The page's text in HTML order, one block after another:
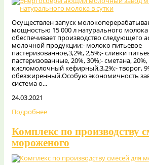
Осуществлен запуск
мощностью 15 000 л натурального молока
обеспечивает производство следующего
молочной продукции:- молоко питьевое
пастеризованное,3,2%, 2,5%;- сливки
пастеризованные, 20%, 30%;- сметана,
кисломолочный кефирный,3,2%;- творог,
обезжиренный.Особую экономичность
система о...
24.03.2021
Подробнее
Комплекс по производству
мороженого